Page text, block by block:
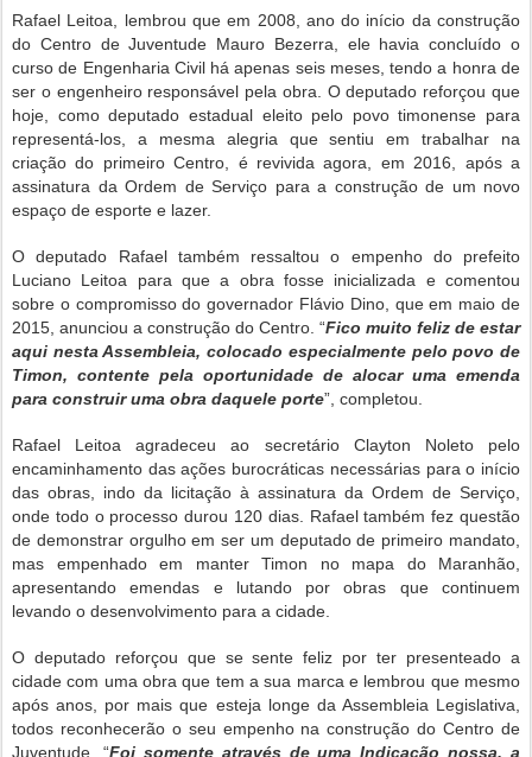
Rafael Leitoa, lembrou que em 2008, ano do início da construção
do Centro de Juventude Mauro Bezerra, ele havia concluído o
curso de Engenharia Civil há apenas seis meses, tendo a honra de
ser o engenheiro responsável pela obra. O deputado reforçou que
hoje, como deputado estadual eleito pelo povo timonense para
representá-los, a mesma alegria que sentiu em trabalhar na
criação do primeiro Centro, é revivida agora, em 2016, após a
assinatura da Ordem de Serviço para a construção de um novo
espaço de esporte e lazer.
O deputado Rafael também ressaltou o empenho do prefeito
Luciano Leitoa para que a obra fosse inicializada e comentou
sobre o compromisso do governador Flávio Dino, que em maio de
2015, anunciou a construção do Centro. “Fico muito feliz de estar
aqui nesta Assembleia, colocado especialmente pelo povo de
Timon, contente pela oportunidade de alocar uma emenda
para construir uma obra daquele porte”, completou.
Rafael Leitoa agradeceu ao secretário Clayton Noleto pelo
encaminhamento das ações burocráticas necessárias para o início
das obras, indo da licitação à assinatura da Ordem de Serviço,
onde todo o processo durou 120 dias. Rafael também fez questão
de demonstrar orgulho em ser um deputado de primeiro mandato,
mas empenhado em manter Timon no mapa do Maranhão,
apresentando emendas e lutando por obras que continuem
levando o desenvolvimento para a cidade.
O deputado reforçou que se sente feliz por ter presenteado a
cidade com uma obra que tem a sua marca e lembrou que mesmo
após anos, por mais que esteja longe da Assembleia Legislativa,
todos reconhecerão o seu empenho na construção do Centro de
Juventude. “Foi somente através de uma Indicação nossa, a